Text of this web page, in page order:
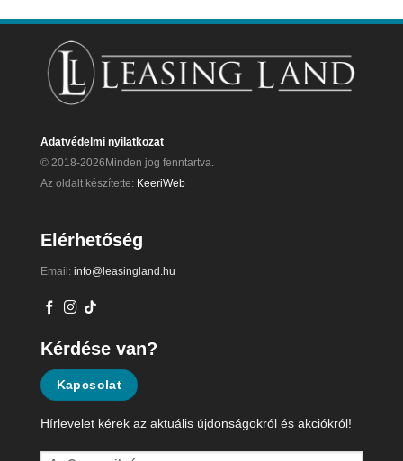
Adatvédelmi nyilatkozat
© 2018-2026Minden jog fenntartva.
Az oldalt készítette: KeeriWeb
Elérhetőség
Email: info@leasingland.hu
Kérdése van?
Kapcsolat
Hírlevelet kérek az aktuális újdonságokról és akciókról!